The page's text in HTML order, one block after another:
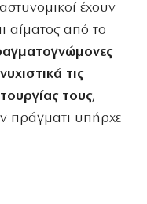
έχουν
αίματος από το
τις
τους,
πράγματι υπήρχε